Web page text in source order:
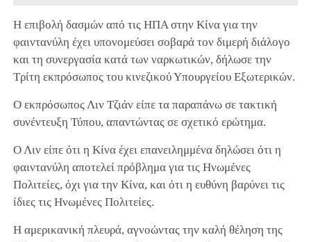
Η επιβολή δασμών από τις ΗΠΑ στην Κίνα για την
φαιντανύλη έχει υπονομεύσει σοβαρά τον διμερή διάλογο
και τη συνεργασία κατά των ναρκωτικών, δήλωσε την
Τρίτη εκπρόσωπος του κινεζικού Υπουργείου Εξωτερικών.
Ο εκπρόσωπος Λιν Τζιάν είπε τα παραπάνω σε τακτική
συνέντευξη Τύπου, απαντώντας σε σχετικό ερώτημα.
Ο Λιν είπε ότι η Κίνα έχει επανειλημμένα δηλώσει ότι η
φαιντανύλη αποτελεί πρόβλημα για τις Ηνωμένες
Πολιτείες, όχι για την Κίνα, και ότι η ευθύνη βαρύνει τις
ίδιες τις Ηνωμένες Πολιτείες.
Η αμερικανική πλευρά, αγνοώντας την καλή θέληση της